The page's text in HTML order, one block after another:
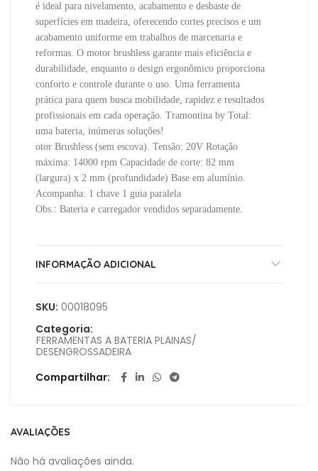
é ideal para nivelamento, acabamento e desbaste de
superfícies em madeira, oferecendo cortes precisos e um
acabamento uniforme em trabalhos de marcenaria e
reformas. O motor brushless garante mais eficiência e
durabilidade, enquanto o design ergonômico proporciona
conforto e controle durante o uso. Uma ferramenta
prática para quem busca mobilidade, rapidez e resultados
profissionais em cada operação. Tramontina by Total:
uma bateria, inúmeras soluções!
otor Brushless (sem escova). Tensão: 20V Rotação
máxima: 14000 rpm Capacidade de corte: 82 mm
(largura) x 2 mm (profundidade) Base em alumínio.
Acompanha: 1 chave 1 guia paralela
Obs.: Bateria e carregador vendidos separadamente.
INFORMAÇÃO ADICIONAL
SKU: 00018095
Categoria:
FERRAMENTAS A BATERIA PLAINAS/
DESENGROSSADEIRA
Compartilhar
AVALIAÇÕES
Não há avaliações ainda.